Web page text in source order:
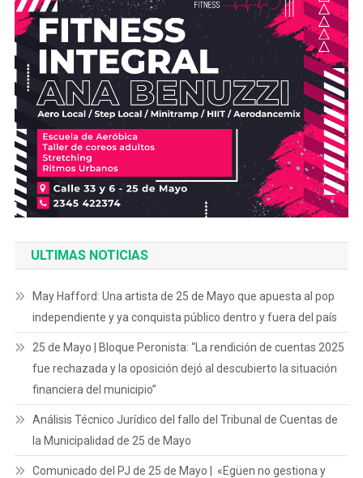
ULTIMAS NOTICIAS
May Hafford: Una artista de 25 de Mayo que apuesta al pop
independiente y ya conquista público dentro y fuera del país
25 de Mayo | Bloque Peronista: “La rendición de cuentas 2025
fue rechazada y la oposición dejó al descubierto la situación
financiera del municipio”
Análisis Técnico Jurídico del fallo del Tribunal de Cuentas de
la Municipalidad de 25 de Mayo
Comunicado del PJ de 25 de Mayo | «Egüen no gestiona y